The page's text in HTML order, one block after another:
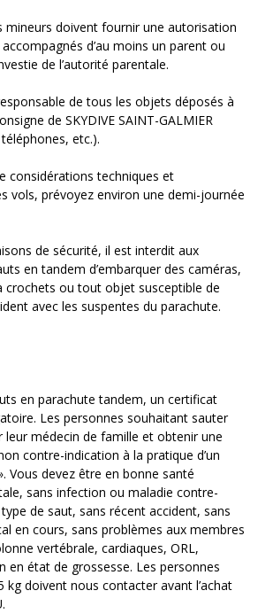
mineurs doivent fournir une autorisation
d’au moins un parent ou
de l’autorité parentale.
de tous les objets déposés à
de SKYDIVE SAINT-GALMIER
etc.).
considérations techniques et
vols, prévoyez environ une demi-journée
de sécurité, il est interdit aux
en tandem d’embarquer des caméras,
crochets ou tout objet susceptible de
avec les suspentes du parachute.
en parachute tandem, un certificat
Les personnes souhaitant sauter
leur médecin de famille et obtenir une
contre-indication à la pratique d’un
Vous devez être en bonne santé
sans infection ou maladie contre-
de saut, sans récent accident, sans
en cours, sans problèmes aux membres
vertébrale, cardiaques, ORL,
en état de grossesse. Les personnes
kg doivent nous contacter avant l’achat